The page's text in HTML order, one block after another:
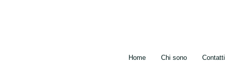
Home Chi sono Contatti